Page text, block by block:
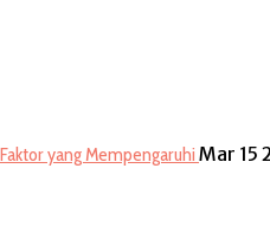
yang Mempengaruhi Mar 15